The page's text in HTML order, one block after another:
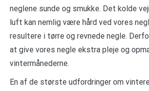
neglene sunde og smukke. Det kolde
luft kan nemlig være hård ved vores
resultere i tørre og revnede negle.
at give vores negle ekstra pleje og
vintermånederne.
En af de største udfordringer om